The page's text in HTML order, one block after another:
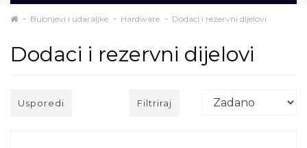
Bubnjevi i udaraljke Hardware Dodaci i rezervni dijelovi
Dodaci i rezervni dijelovi
Usporedi Filtriraj